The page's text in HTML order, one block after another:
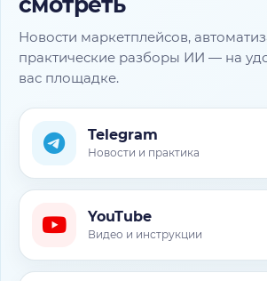
Новости маркетплейсов,
практические разборы ИИ — на
вас площадке.
Telegram
Новости и практика
YouTube
Видео и инструкции